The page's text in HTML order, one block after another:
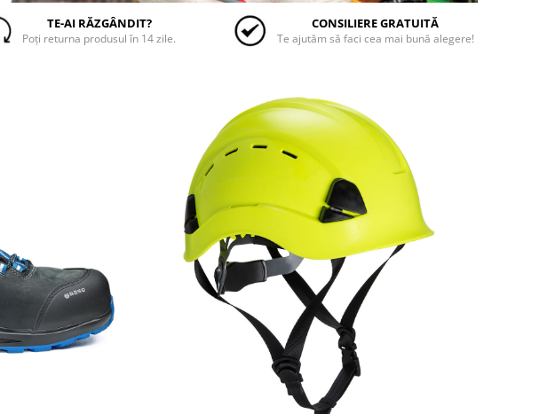
TE-AI RĂZGÂNDIT?
Poți returna produsul în 14 zile.
CONSILIERE GRATUITĂ
Te ajutăm să faci cea mai bună alegere!